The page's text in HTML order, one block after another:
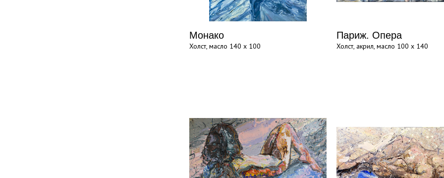
Монако
Холст, масло 140 х 100
Париж. Опера
Холст, акрил, масло 100 х 140